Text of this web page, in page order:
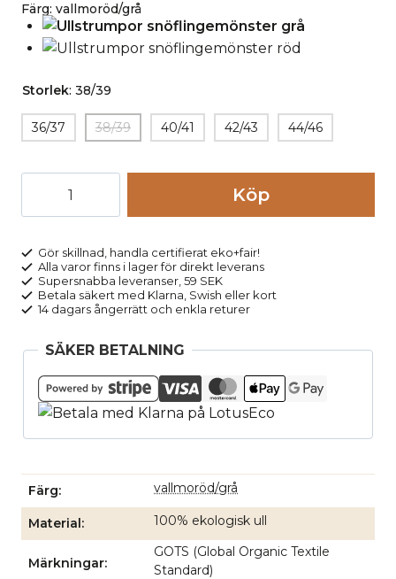
Färg: vallmoröd/grå
Storlek: 38/39
36/37 38/39 40/41 42/43 44/46
snöflingemönster
mängd
Köp
Gör skillnad, handla certifierat eko+fair!
Alla varor finns i lager för direkt leverans
Supersnabba leveranser, 59 SEK
Betala säkert med Klarna, Swish eller kort
14 dagars ångerrätt och enkla returer
SÄKER BETALNING
Färg vallmoröd/grå
Material 100% ekologisk ull
Märkningar
GOTS (Global Organic Textile
Standard)